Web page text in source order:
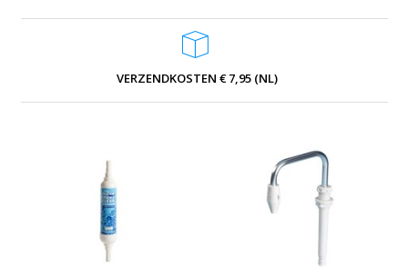
VERZENDKOSTEN € 7,95 (NL)